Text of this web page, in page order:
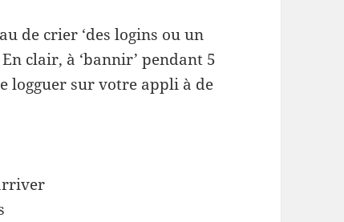
de crier ‘des logins ou un
clair, à ‘bannir’ pendant 5
logguer sur votre appli à de